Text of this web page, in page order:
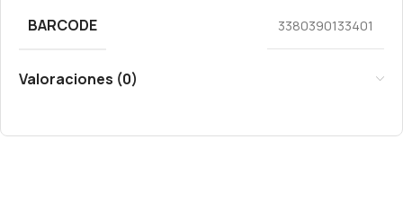
BARCODE 3380390133401
Valoraciones (0)